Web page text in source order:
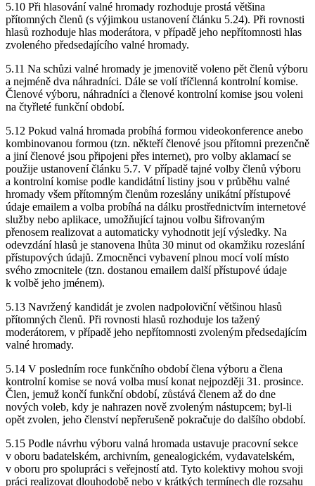
5.10 Při hlasování valné hromady rozhoduje prostá většina
přítomných členů (s výjimkou ustanovení článku 5.24). Při rovnosti
hlasů rozhoduje hlas moderátora, v případě jeho nepřítomnosti hlas
zvoleného předsedajícího valné hromady.
5.11 Na schůzi valné hromady je jmenovitě voleno pět členů výboru
a nejméně dva náhradníci. Dále se volí tříčlenná kontrolní komise.
Členové výboru, náhradníci a členové kontrolní komise jsou voleni
na čtyřleté funkční období.
5.12 Pokud valná hromada probíhá formou videokonference anebo
kombinovanou formou (tzn. někteří členové jsou přítomni prezenčně
a jiní členové jsou připojeni přes internet), pro volby aklamací se
použije ustanovení článku 5.7. V případě tajné volby členů výboru
a kontrolní komise podle kandidátní listiny jsou v průběhu valné
hromady všem přítomným členům rozeslány unikátní přístupové
údaje emailem a volba probíhá na dálku prostřednictvím internetové
služby nebo aplikace, umožňující tajnou volbu šifrovaným
přenosem realizovat a automaticky vyhodnotit její výsledky. Na
odevzdání hlasů je stanovena lhůta 30 minut od okamžiku rozeslání
přístupových údajů. Zmocněnci vybavení plnou mocí volí místo
svého zmocnitele (tzn. dostanou emailem další přístupové údaje
k volbě jeho jménem).
5.13 Navržený kandidát je zvolen nadpoloviční většinou hlasů
přítomných členů. Při rovnosti hlasů rozhoduje los tažený
moderátorem, v případě jeho nepřítomnosti zvoleným předsedajícím
valné hromady.
5.14 V posledním roce funkčního období člena výboru a člena
kontrolní komise se nová volba musí konat nejpozději 31. prosince.
Člen, jemuž končí funkční období, zůstává členem až do dne
nových voleb, kdy je nahrazen nově zvoleným nástupcem; byl-li
opět zvolen, jeho členství nepřerušeně pokračuje do dalšího období.
5.15 Podle návrhu výboru valná hromada ustavuje pracovní sekce
v oboru badatelském, archivním, genealogickém, vydavatelském,
v oboru pro spolupráci s veřejností atd. Tyto kolektivy mohou svoji
práci realizovat dlouhodobě nebo v krátkých termínech dle rozsahu